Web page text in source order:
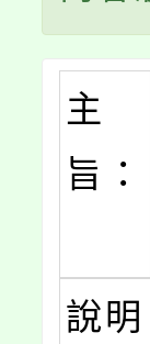
主
旨：
說明